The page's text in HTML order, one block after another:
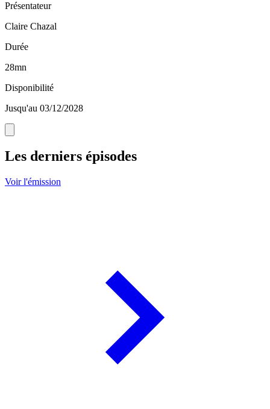
Présentateur
Claire Chazal
Durée
28mn
Disponibilité
Jusqu'au 03/12/2028
Les derniers épisodes
Voir l'émission